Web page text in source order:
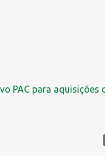
PAC para aquisições